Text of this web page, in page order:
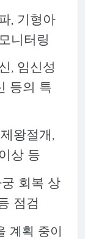
, 기형아
니터링
, 임신성
등의 특
왕절개,
상 등
회복 상
점검
계획 중이